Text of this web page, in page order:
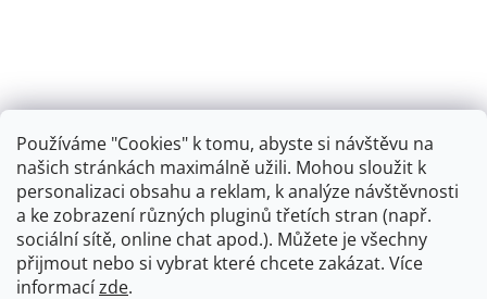
Používáme "Cookies" k tomu, abyste si návštěvu na
našich stránkách maximálně užili. Mohou sloužit k
personalizaci obsahu a reklam, k analýze návštěvnosti
a ke zobrazení různých pluginů třetích stran (např.
sociální sítě, online chat apod.). Můžete je všechny
přijmout nebo si vybrat které chcete zakázat. Více
informacízde.
Retro koupelna